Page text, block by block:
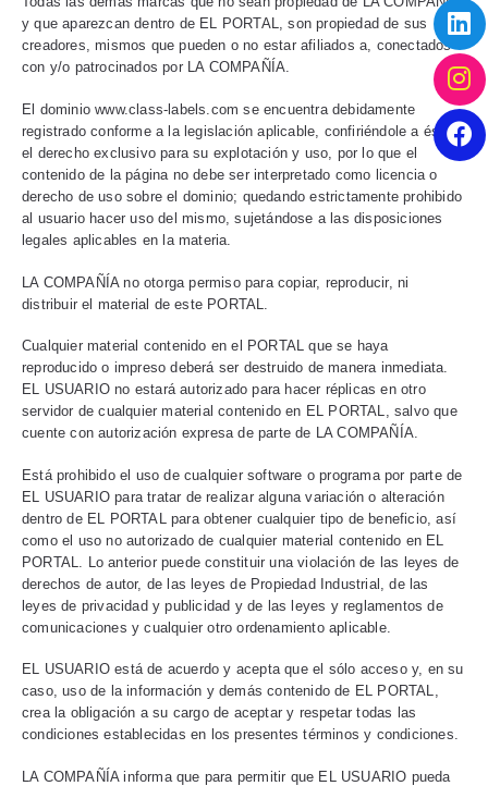
y que aparezcan dentro de EL PORTAL, son propiedad de sus
creadores, mismos que pueden o no estar afiliados a, conectados
con y/o patrocinados por LA COMPAÑÍA.
El dominio www.class-labels.com se encuentra debidamente
registrado conforme a la legislación aplicable, confiriéndole a ésta
el derecho exclusivo para su explotación y uso, por lo que el
contenido de la página no debe ser interpretado como licencia o
derecho de uso sobre el dominio; quedando estrictamente prohibido
al usuario hacer uso del mismo, sujetándose a las disposiciones
legales aplicables en la materia.
LA COMPAÑÍA no otorga permiso para copiar, reproducir, ni
distribuir el material de este PORTAL.
Cualquier material contenido en el PORTAL que se haya
reproducido o impreso deberá ser destruido de manera inmediata.
EL USUARIO no estará autorizado para hacer réplicas en otro
servidor de cualquier material contenido en EL PORTAL, salvo que
cuente con autorización expresa de parte de LA COMPAÑÍA.
Está prohibido el uso de cualquier software o programa por parte de
EL USUARIO para tratar de realizar alguna variación o alteración
dentro de EL PORTAL para obtener cualquier tipo de beneficio, así
como el uso no autorizado de cualquier material contenido en EL
PORTAL. Lo anterior puede constituir una violación de las leyes de
derechos de autor, de las leyes de Propiedad Industrial, de las
leyes de privacidad y publicidad y de las leyes y reglamentos de
comunicaciones y cualquier otro ordenamiento aplicable.
EL USUARIO está de acuerdo y acepta que el sólo acceso y, en su
caso, uso de la información y demás contenido de EL PORTAL,
crea la obligación a su cargo de aceptar y respetar todas las
condiciones establecidas en los presentes términos y condiciones.
LA COMPAÑÍA informa que para permitir que EL USUARIO pueda